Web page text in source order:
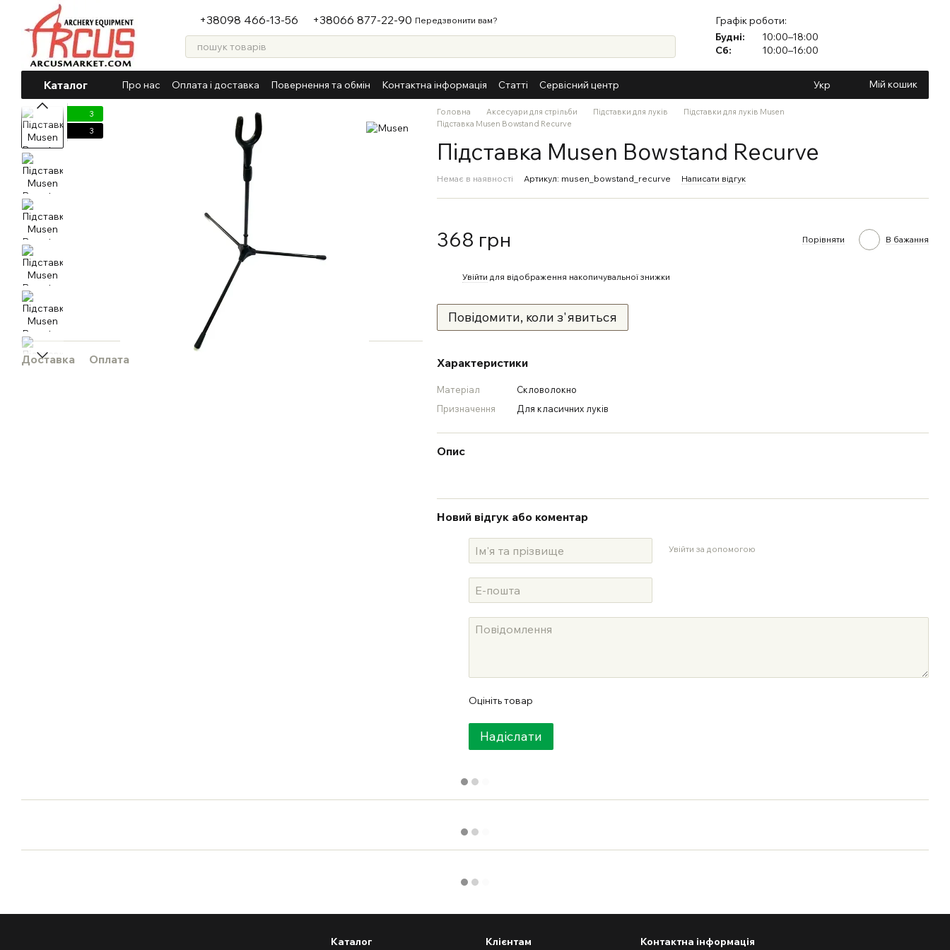
Перейти до основного контенту
+38098 466-13-56 +38066 877-22-90 Передзвонити вам?
Графік роботи:
Будні:
10:00–18:00
Сб:
10:00–16:00
Каталог Про нас Оплата і доставка Повернення та обмін Контактна інформація Статті Сервісний центр Укр Мій кошик
3
3
Доставка Оплата
Головна Аксесуари для стрільби Підставки для луків
Підставки для луків Musen
Підставка Musen Bowstand Recurve
Підставка Musen Bowstand Recurve
Немає в наявності Артикул: musen_bowstand_recurve Написати відгук
368 грн Порівняти В бажання
Увійти для відображення накопичувальної знижки
Повідомити, коли з'явиться
Характеристики
Матеріал
Скловолокно
Призначення
Для класичних луків
Опис
Новий відгук або коментар
Увійти за допомогою
Оцініть товар
Надіслати
Каталог Клієнтам Контактна інформація